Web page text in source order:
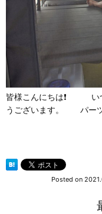
皆様こんにちは❗ いつ
うございます。 パー
Posted on